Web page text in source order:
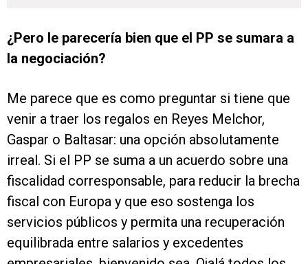
¿Pero le parecería bien que el PP se sumara a
la negociación?
Me parece que es como preguntar si tiene que
venir a traer los regalos en Reyes Melchor,
Gaspar o Baltasar: una opción absolutamente
irreal. Si el PP se suma a un acuerdo sobre una
fiscalidad corresponsable, para reducir la brecha
fiscal con Europa y que eso sostenga los
servicios públicos y permita una recuperación
equilibrada entre salarios y excedentes